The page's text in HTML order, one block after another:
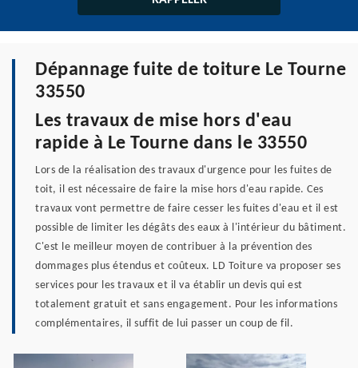
Dépannage fuite de toiture Le Tourne
33550
Les travaux de mise hors d'eau
rapide à Le Tourne dans le 33550
Lors de la réalisation des travaux d'urgence pour les fuites de
toit, il est nécessaire de faire la mise hors d'eau rapide. Ces
travaux vont permettre de faire cesser les fuites d'eau et il est
possible de limiter les dégâts des eaux à l'intérieur du bâtiment.
C'est le meilleur moyen de contribuer à la prévention des
dommages plus étendus et coûteux. LD Toiture va proposer ses
services pour les travaux et il va établir un devis qui est
totalement gratuit et sans engagement. Pour les informations
complémentaires, il suffit de lui passer un coup de fil.